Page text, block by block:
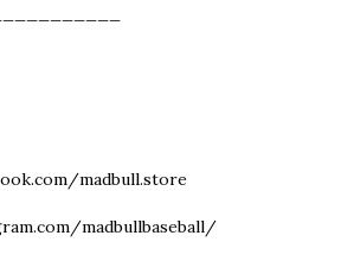
madbull.store
madbullbaseball/